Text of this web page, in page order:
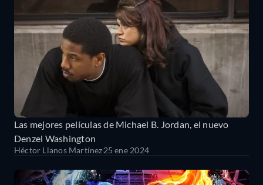
Las mejores películas de Michael B. Jordan, el nuevo
Denzel Washington
Héctor Llanos Martínez25 ene 2024